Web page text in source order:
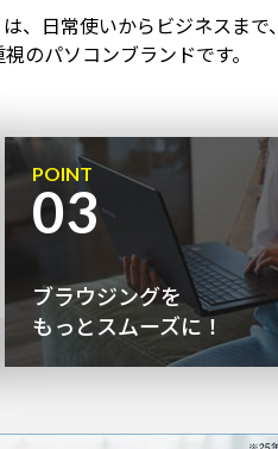
、日常使いからビジネスまで、
のパソコンブランドです。
POINT
03
ブラウジングを
もっとスムーズに！